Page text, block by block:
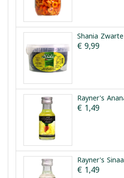
€ 9,99
€ 1,49
€ 1,49